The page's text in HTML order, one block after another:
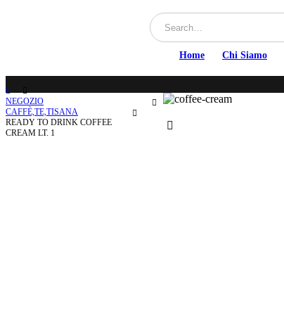
Home Chi Siamo
NEGOZIO
CAFFÈ,TE,TISANA
READY TO DRINK COFFEE
CREAM LT. 1